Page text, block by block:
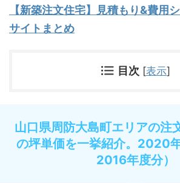
【新築注文住宅】見積もり&費用
サイトまとめ
目次 [表示]
山口県周防大島町エリアの注
の坪単価を一挙紹介。2020
2016年度分）